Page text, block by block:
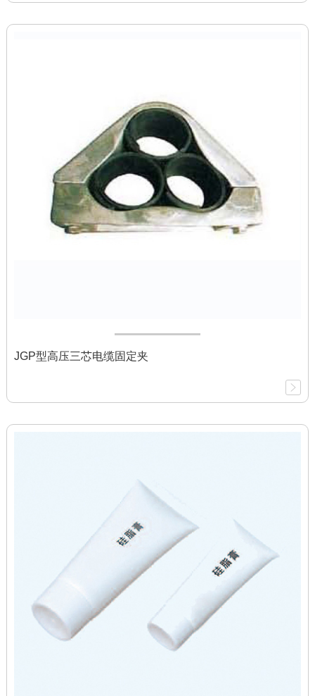
JGP型高压三芯电缆固定夹